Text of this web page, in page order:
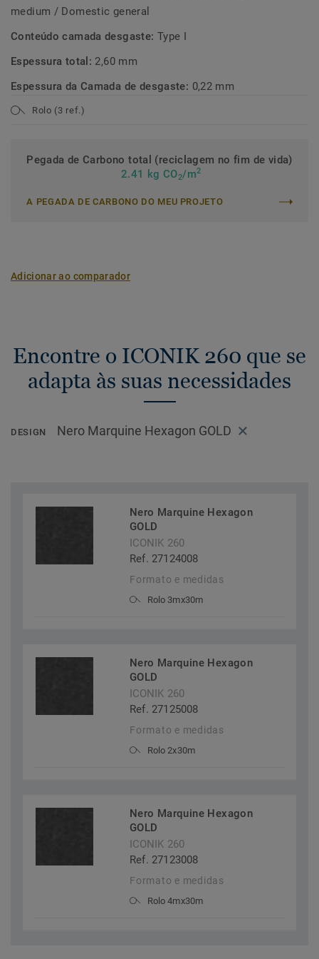
medium / Domestic general
Conteúdo camada desgaste: Type I
Espessura total: 2,60 mm
Espessura da Camada de desgaste: 0,22 mm
Rolo (3 ref.)
Pegada de Carbono total (reciclagem no fim de vida)
2.41 kg CO2/m2
A PEGADA DE CARBONO DO MEU PROJETO
Adicionar ao comparador
Encontre o ICONIK 260 que se
adapta às suas necessidades
DESIGN Nero Marquine Hexagon GOLD
Nero Marquine Hexagon
GOLD
ICONIK 260
Ref. 27124008
Formato e medidas
Rolo 3mx30m
Nero Marquine Hexagon
GOLD
ICONIK 260
Ref. 27125008
Formato e medidas
Rolo 2x30m
Nero Marquine Hexagon
GOLD
ICONIK 260
Ref. 27123008
Formato e medidas
Rolo 4mx30m